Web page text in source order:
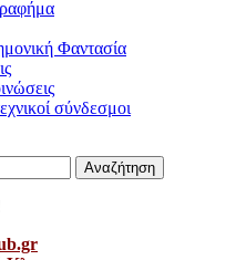
Φαντασία
σύνδεσμοι
Αναζήτηση